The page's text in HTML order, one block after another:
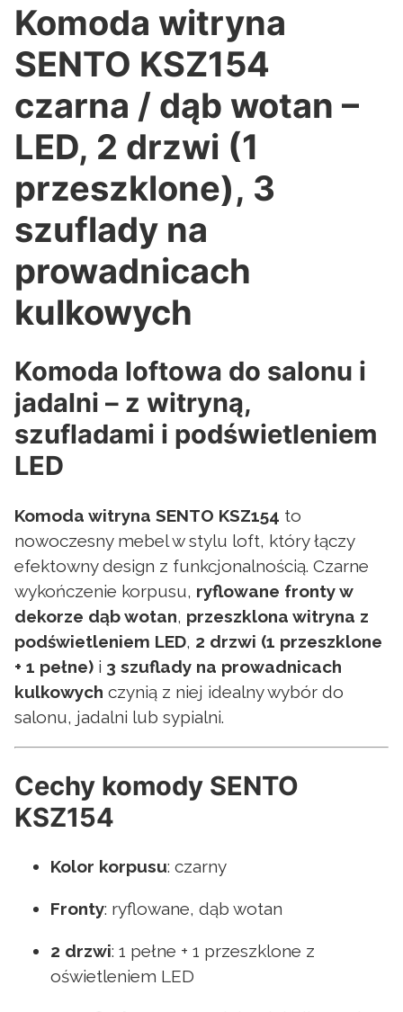
Komoda witryna
SENTO KSZ154
czarna / dąb wotan –
LED, 2 drzwi (1
przeszklone), 3
szuflady na
prowadnicach
kulkowych
Komoda loftowa do salonu i
jadalni – z witryną,
szufladami i podświetleniem
LED
Komoda witryna SENTO KSZ154 to
nowoczesny mebel w stylu loft, który łączy
efektowny design z funkcjonalnością. Czarne
wykończenie korpusu, ryflowane fronty w
dekorze dąb wotan, przeszklona witryna z
podświetleniem LED, 2 drzwi (1 przeszklone
+ 1 pełne) i 3 szuflady na prowadnicach
kulkowych czynią z niej idealny wybór do
salonu, jadalni lub sypialni.
Cechy komody SENTO
KSZ154
Kolor korpusu: czarny
Fronty: ryflowane, dąb wotan
2 drzwi: 1 pełne + 1 przeszklone z
oświetleniem LED